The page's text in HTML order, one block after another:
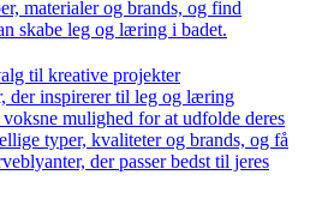
materialer og brands, og find
skabe leg og læring i badet.
til kreative projekter
der inspirerer til leg og læring
mulighed for at udfolde deres
typer, kvaliteter og brands, og få
der passer bedst til jeres